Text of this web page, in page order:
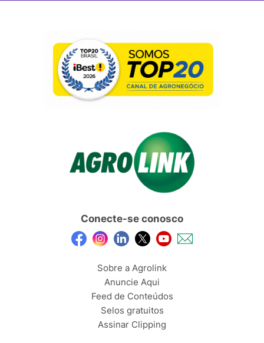
Conecte-se conosco
Sobre a Agrolink
Anuncie Aqui
Feed de Conteúdos
Selos gratuitos
Assinar Clipping